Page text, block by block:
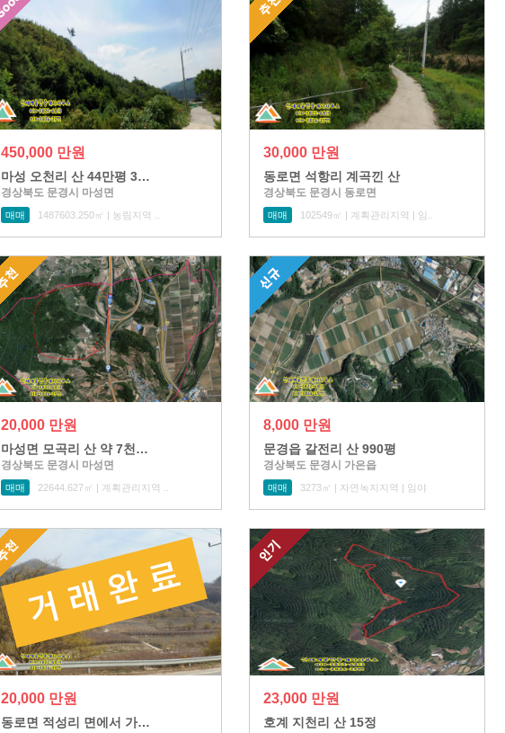
450,000 만원
마성 오천리 산 44만평 3…
경상북도 문경시 마성면
매매 1487603.250㎡ | 농림지역 ..
30,000 만원
동로면 석항리 계곡낀 산
경상북도 문경시 동로면
매매 102549㎡ | 계획관리지역 | 임..
20,000 만원
마성면 모곡리 산 약 7천…
경상북도 문경시 마성면
매매 22644.627㎡ | 계획관리지역 ..
8,000 만원
문경읍 갈전리 산 990평
경상북도 문경시 가은읍
매매 3273㎡ | 자연녹지지역 | 임야
20,000 만원
동로면 적성리 면에서 가…
23,000 만원
호계 지천리 산 15정